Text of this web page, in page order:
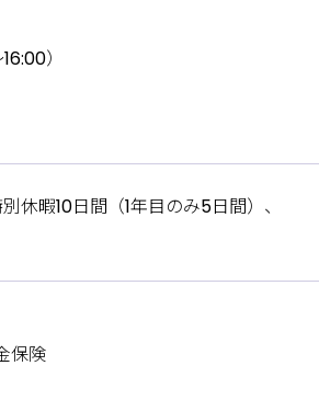
）
暇10日間（1年目のみ5日間）、
保険